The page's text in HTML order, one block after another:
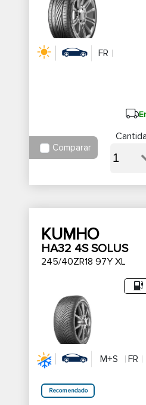
FR
Comparar
KUMHO
HA32 4S SOLUS
245/40ZR18 97Y XL
M+S FR
Recomendado